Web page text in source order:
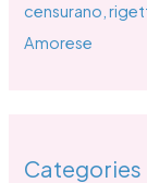
censurano,
Amorese
Categories